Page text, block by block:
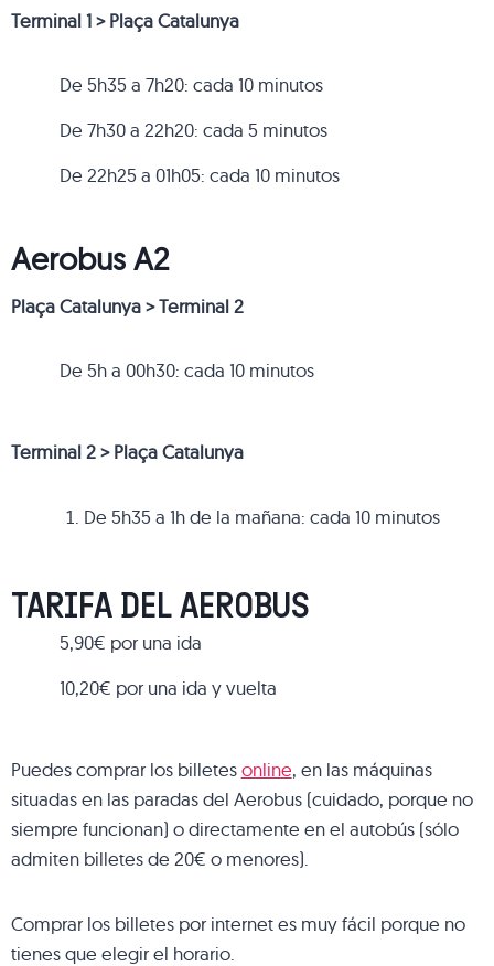
Terminal 1 > Plaça Catalunya
De 5h35 a 7h20: cada 10 minutos
De 7h30 a 22h20: cada 5 minutos
De 22h25 a 01h05: cada 10 minutos
Aerobus A2
Plaça Catalunya > Terminal 2
De 5h a 00h30: cada 10 minutos
Terminal 2 > Plaça Catalunya
De 5h35 a 1h de la mañana: cada 10 minutos
TARIFA DEL AEROBUS
5,90€ por una ida
10,20€ por una ida y vuelta
Puedes comprar los billetesonline, en las máquinas
situadas en las paradas del Aerobus (cuidado, porque no
siempre funcionan) o directamente en el autobús (sólo
admiten billetes de 20€ o menores).
Comprar los billetes por internet es muy fácil porque no
tienes que elegir el horario.